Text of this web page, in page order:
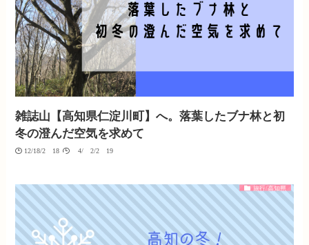
雑誌山【高知県仁淀川町】へ。落葉したブナ林と初
冬の澄んだ空気を求めて
12/18/2018 04/02/2019
旅行/高知県